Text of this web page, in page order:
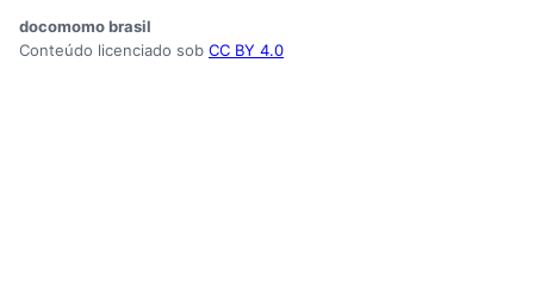
docomomo brasil
Conteúdo licenciado sob CC BY 4.0